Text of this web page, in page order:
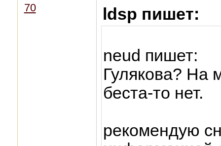
70
ldsp пишет:
neud пишет:
Гулякова? На
беста-то нет.
рекомендую